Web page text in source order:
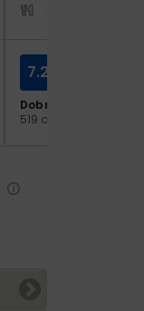
Dobry
519 opinii
7.2